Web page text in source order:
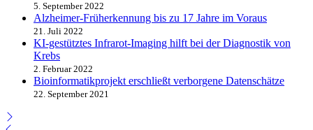
5. September 2022
Alzheimer-Früherkennung bis zu 17 Jahre im Voraus
21. Juli 2022
KI-gestütztes Infrarot-Imaging hilft bei der Diagnostik von
Krebs
2. Februar 2022
Bioinformatikprojekt erschließt verborgene Datenschätze
22. September 2021